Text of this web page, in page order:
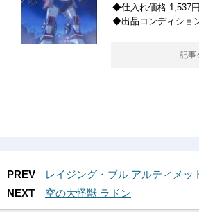
◆仕入れ価格 1,537
◆出品コンディショ
記事
PREV
レイジング・ブル アルティメッ
NEXT
空の大怪獣 ラドン